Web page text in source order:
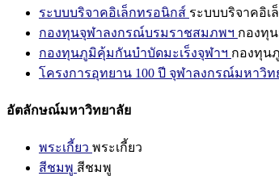
ระบบบริจาคอิเล็กทรอนิกส์ ระบบบริจาคอิเ
กองทุนจุฬาลงกรณ์บรมราชสมภพฯ กองทุ
กองทุนภูมิคุ้มกันบำบัดมะเร็งจุฬาฯ กองทุน
โครงการอุทยาน 100 ปี จุฬาลงกรณ์มหาวิท
อัตลักษณ์มหาวิทยาลัย
พระเกี้ยว พระเกี้ยว
สีชมพู สีชมพู